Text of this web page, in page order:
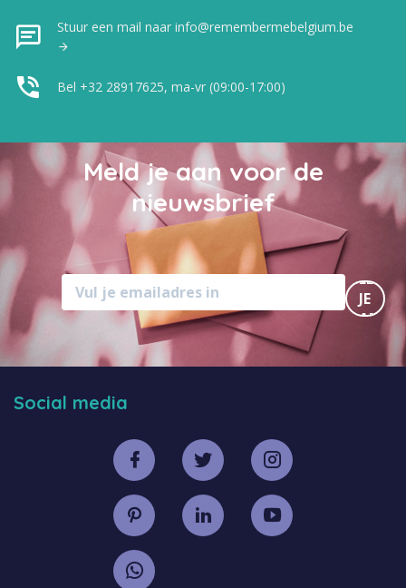
Stuur een mail naar info@remembermebelgium.be
Bel +32 28917625, ma-vr (09:00-17:00)
Meld je aan voor de
nieuwsbrief
MELD
JE
AAN
Social media